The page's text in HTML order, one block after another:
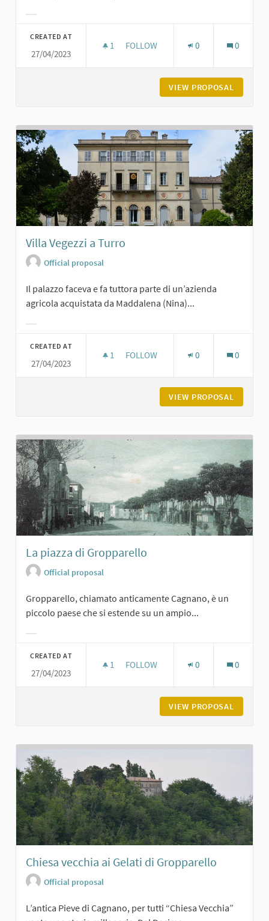
CREATED AT
27/04/2023
1 1 FOLLOWER
FOLLOW 0 0
VIEW PROPOSAL
Villa Vegezzi a Turro
Official proposal
Il palazzo faceva e fa tuttora parte di un’azienda
agricola acquistata da Maddalena (Nina)...
CREATED AT
27/04/2023
1 1 FOLLOWER
FOLLOW 0 0
VIEW PROPOSAL
La piazza di Gropparello
Official proposal
Gropparello, chiamato anticamente Cagnano, è un
piccolo paese che si estende su un ampio...
CREATED AT
27/04/2023
1 1 FOLLOWER
FOLLOW 0 0
VIEW PROPOSAL
Chiesa vecchia ai Gelati di Gropparello
Official proposal
L’antica Pieve di Cagnano, per tutti “Chiesa Vecchia”